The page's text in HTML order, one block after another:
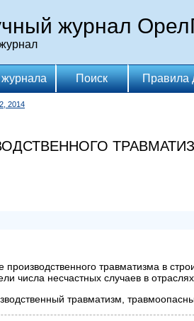
журнал
Поиск Правила
2014
травматизма в
числа несчастных случаев в
травматизм,